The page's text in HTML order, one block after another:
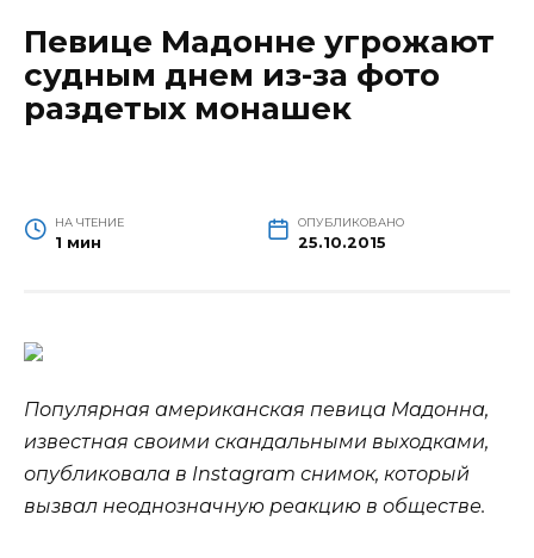
Певице Мадонне угрожают
судным днем из-за фото
раздетых монашек
НА ЧТЕНИЕ
1 мин
ОПУБЛИКОВАНО
25.10.2015
Популярная американская певица Мадонна,
известная своими скандальными выходками,
опубликовала в Instagram снимок, который
вызвал неоднозначную реакцию в обществе.